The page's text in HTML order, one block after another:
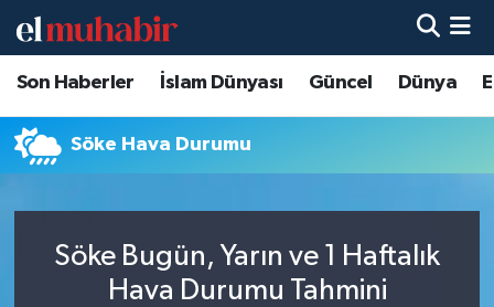
Son Haberler İslam Dünyası Güncel Dünya
Söke Hava Durumu
Söke Bugün, Yarın ve 1 Haftalık
Hava Durumu Tahmini
Hava Durumu
Trafik Durumu
Tüm Manşetler